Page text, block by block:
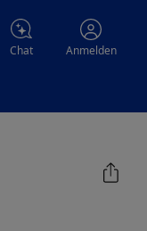
Chat Anmelden